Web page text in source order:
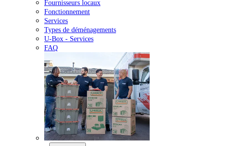
Fournisseurs locaux
Fonctionnement
Services
Types de déménagements
U-Box - Services
FAQ